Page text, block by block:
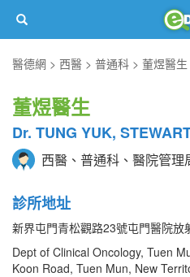
醫德網
西醫 普通科 董煜醫生
董煜醫生
Dr. TUNG YUK,
西醫、普通科、醫院管理
診所地址
新界屯門青松觀路23號屯門醫院放
Dept of Clinical Oncology, Tuen
Koon Road, Tuen Mun, New